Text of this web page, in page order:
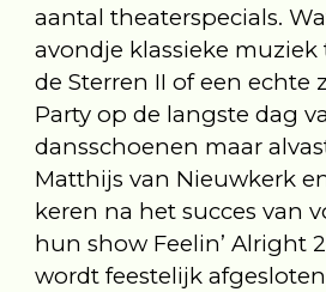
aantal theaterspecials.
avondje klassieke
de Sterren II of een echte
Party op de langste dag
dansschoenen maar
Matthijs van Nieuwkerk
keren na het succes van
hun show Feelin’ Alright
wordt feestelijk